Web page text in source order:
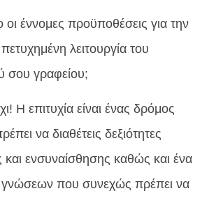
έννομες προϋποθέσεις για την
λειτουργία του
σου γραφείου;
Η επιτυχία είναι ένας δρόμος
να διαθέτεις δεξιότητες
και ενσυναίσθησης καθώς και ένα
που συνεχώς πρέπει να